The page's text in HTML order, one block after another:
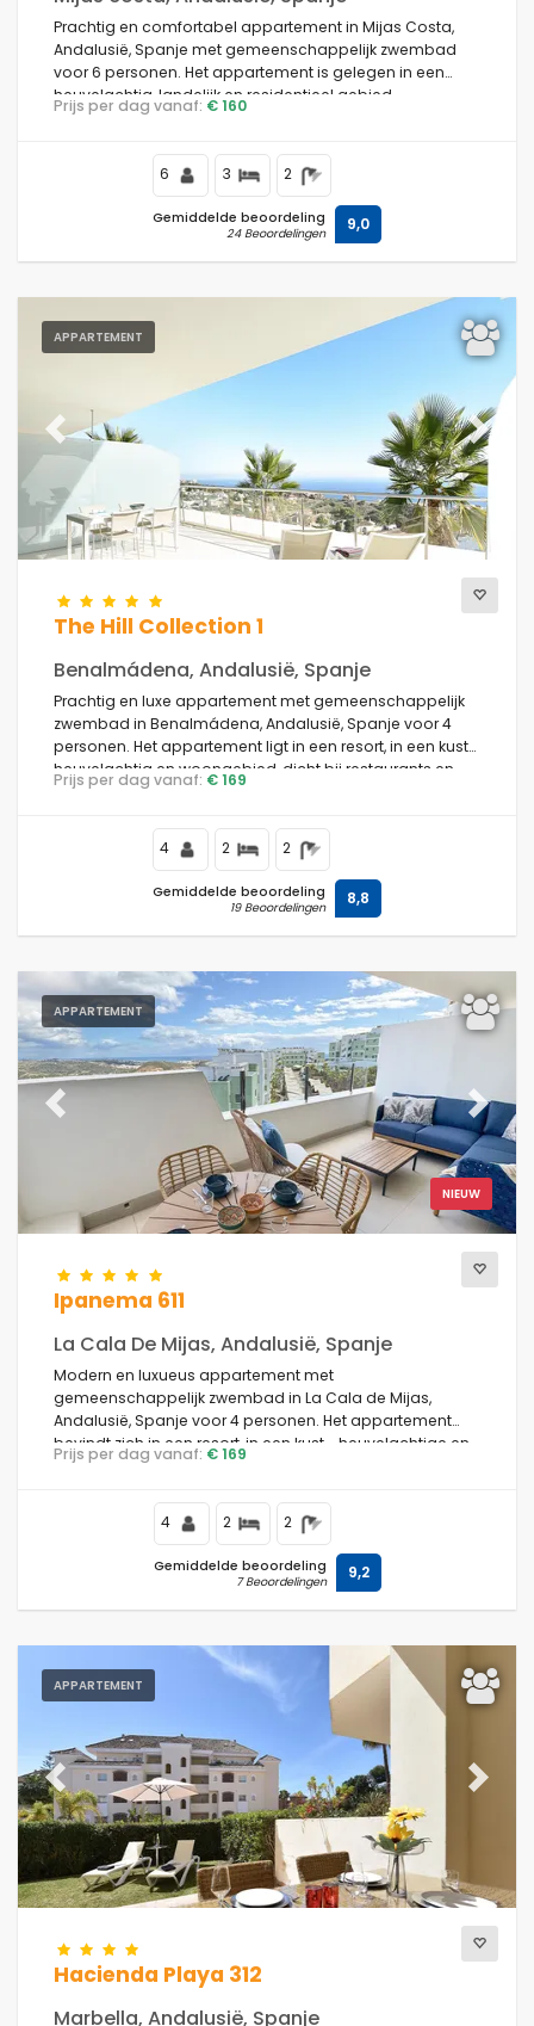
Prachtig en comfortabel appartement in Mijas Costa,
Andalusië, Spanje met gemeenschappelijk zwembad
voor 6 personen. Het appartement is gelegen in een
heuvelachtig, landelijk en residentieel gebied.
Prijs per dag vanaf: € 160
6 3 2
Gemiddelde beoordeling
24 Beoordelingen 9,0
APPARTEMENT
Previous Next
The Hill Collection 1
Benalmádena, Andalusië, Spanje
Prachtig en luxe appartement met gemeenschappelijk
zwembad in Benalmádena, Andalusië, Spanje voor 4
personen. Het appartement ligt in een resort, in een kust-,
heuvelachtig en woongebied, dicht bij restaurants en
bars en op 2 km van Carvajal Beach.
Prijs per dag vanaf: € 169
4 2 2
Gemiddelde beoordeling
19 Beoordelingen 8,8
APPARTEMENT
NIEUW
Previous Next
Ipanema 611
La Cala De Mijas, Andalusië, Spanje
Modern en luxueus appartement met
gemeenschappelijk zwembad in La Cala de Mijas,
Andalusië, Spanje voor 4 personen. Het appartement
bevindt zich in een resort, in een kust-, heuvelachtige en
residentiële omgeving, dicht bij een golfbaan, op 4 km
Prijs per dag vanaf: € 169
4 2 2
Gemiddelde beoordeling
7 Beoordelingen 9,2
APPARTEMENT
Previous Next
Hacienda Playa 312
Marbella, Andalusië, Spanje